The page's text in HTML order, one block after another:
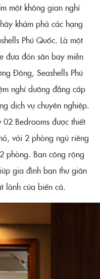
một không gian nghỉ
khám phá các hạng
Phú Quốc. Là một
đưa đón sân bay miễn
Đông, Seashells Phú
nghỉ dưỡng đẳng cấp
dịch vụ chuyên nghiệp.
Bedrooms được thiết
với 2 phòng ngủ riêng
phòng. Ban công rộng
gia đình bạn thư giãn
lành của biển cả.